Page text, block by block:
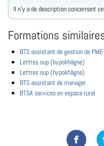
Il n'y a de description concernant
Formations
BTS assistant de gestion de
Lettres sup (hypokhâgne)
Lettres sup (hypokhâgne)
BTS assistant de manager
BTSA services en espace rural